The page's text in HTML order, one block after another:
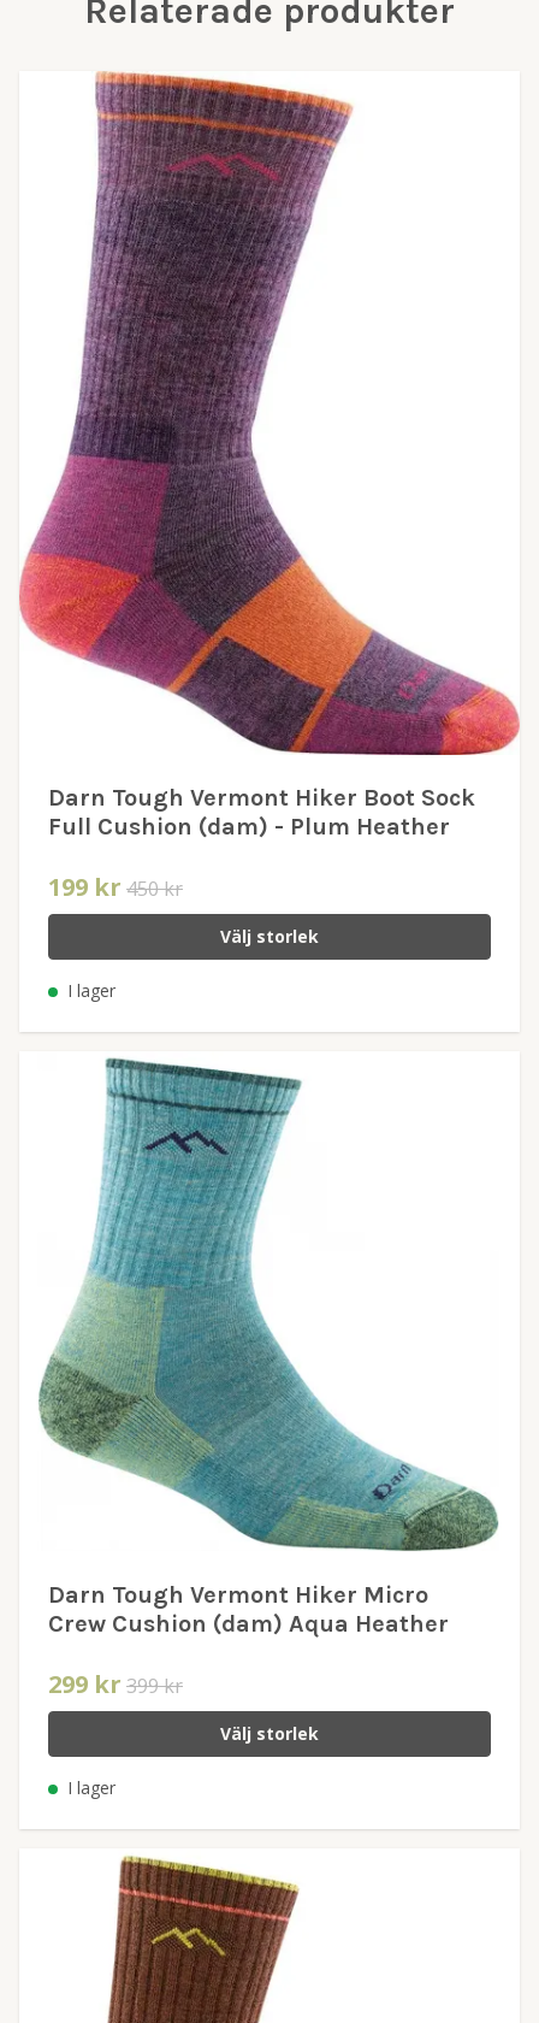
Relaterade produkter
Darn Tough Vermont Hiker Boot Sock
Full Cushion (dam) - Plum Heather
199 kr 450 kr
Välj storlek
I lager
Darn Tough Vermont Hiker Micro
Crew Cushion (dam) Aqua Heather
299 kr 399 kr
Välj storlek
I lager